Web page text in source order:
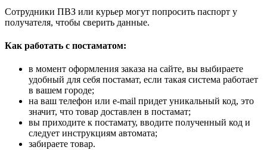
Сотрудники ПВЗ или курьер могут попросить паспорт у
получателя, чтобы сверить данные.
Как работать с постаматом:
в момент оформления заказа на сайте, вы выбираете
удобный для себя постамат, если такая система работает
в вашем городе;
на ваш телефон или e-mail придет уникальный код, это
значит, что товар доставлен в постамат;
вы приходите к постамату, вводите полученный код и
следует инструкциям автомата;
забираете товар.